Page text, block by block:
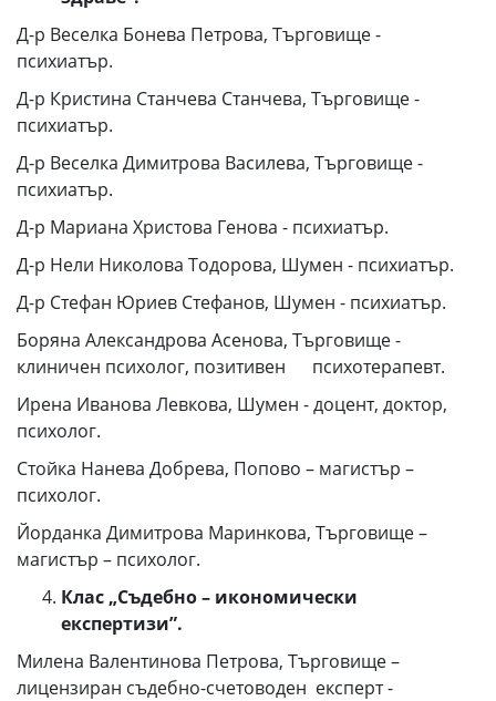
Д-р Веселка Бонева Петрова, Търговище -
психиатър.
Д-р Кристина Станчева Станчева, Търговище -
психиатър.
Д-р Веселка Димитрова Василева, Търговище -
психиатър.
Д-р Мариана Христова Генова - психиатър.
Д-р Нели Николова Тодорова, Шумен - психиатър.
Д-р Стефан Юриев Стефанов, Шумен - психиатър.
Боряна Александрова Асенова, Търговище -
клиничен психолог, позитивен психотерапевт.
Ирена Иванова Левкова, Шумен - доцент, доктор,
психолог.
Стойка Нанева Добрева, Попово – магистър –
психолог.
Йорданка Димитрова Маринкова, Търговище –
магистър – психолог.
Клас „Съдебно – икономически
експертизи”.
Милена Валентинова Петрова, Търговище –
лицензиран съдебно-счетоводен експерт -